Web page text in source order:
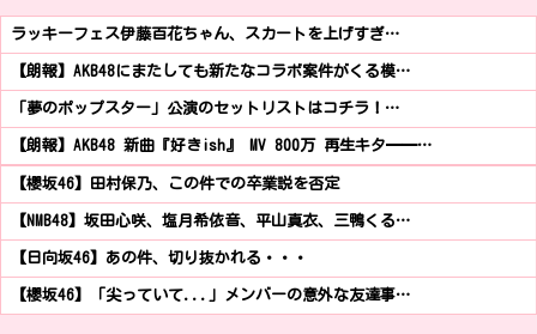
ラッキーフェス伊藤百花ちゃん、スカートを上げすぎ…
【朗報】AKB48にまたしても新たなコラボ案件がくる模…
「夢のポップスター」公演のセットリストはコチラ！…
【朗報】AKB48 新曲『好きish』 MV 800万 再生キタ━━…
【櫻坂46】田村保乃、この件での卒業説を否定
【NMB48】坂田心咲、塩月希依音、平山真衣、三鴨くる…
【日向坂46】あの件、切り抜かれる・・・
【櫻坂46】「尖っていて...」メンバーの意外な友達事…